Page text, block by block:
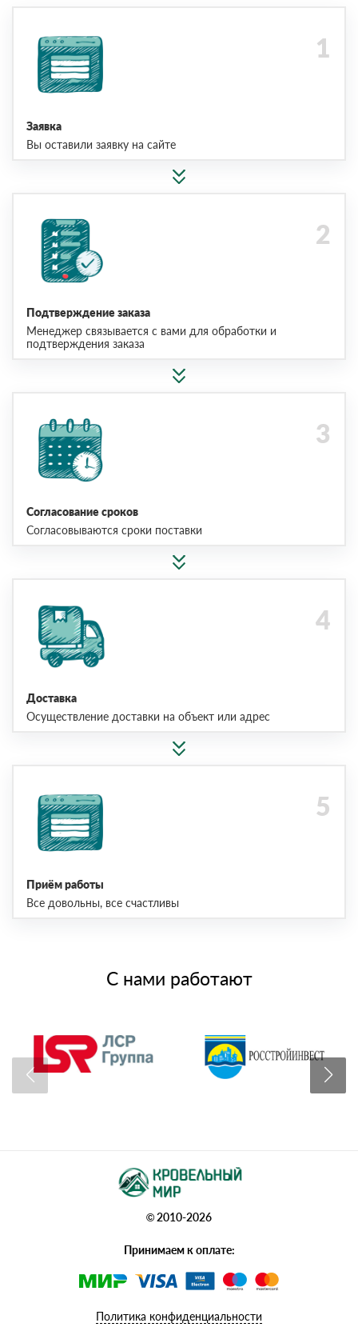
Заявка
Вы оставили заявку на сайте
Подтверждение заказа
Менеджер связывается с вами для обработки и
подтверждения заказа
Согласование сроков
Согласовываются сроки поставки
Доставка
Осуществление доставки на объект или адрес
Приём работы
Все довольны, все счастливы
С нами работают
© 2010-2026
Принимаем к оплате:
Политика конфиденциальности